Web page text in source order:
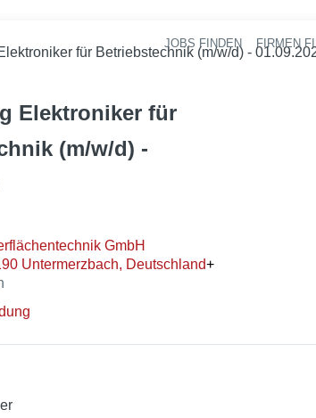
JOBS FINDEN FIRMEN
für Betriebstechnik (m/w/d) -
Elektroniker für
(m/w/d) -
GmbH
Untermerzbach, Deutschland+